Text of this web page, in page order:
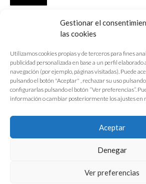
Gestionar el
las cookies
Utilizamos cookies propias y de terceros para fines
publicidad personalizada en base a un perfil
navegación (por ejemplo, páginas visitadas). Puede
pulsando el botón "Aceptar" , rechazar su uso
configurarlas pulsando el botón “Ver preferencias”.
información o cambiar posteriormente los ajustes en
Aceptar
Denegar
Ver preferencias
que desarrolla el Colegio de Arquitectos de Cádiz
Nombre *
E-mail *